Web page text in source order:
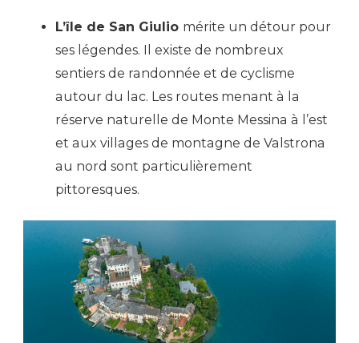
L’île de San Giulio mérite un détour pour
ses légendes. Il existe de nombreux
sentiers de randonnée et de cyclisme
autour du lac. Les routes menant à la
réserve naturelle de Monte Messina à l’est
et aux villages de montagne de Valstrona
au nord sont particulièrement
pittoresques.